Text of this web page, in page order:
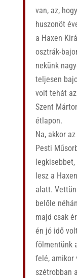
van, az,
huszonöt
a Haxen
osztrák-
nekünk
teljesen
volt tehát
Szent
étlapon.
Na, akkor
Pesti
lesz a
alatt.
belőle
majd csak
én jó idő
fölmentünk
felé, amikor
szétrobban